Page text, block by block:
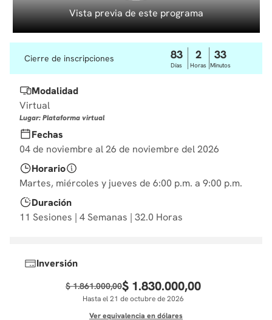
10. derecho Vista previa de este programa
Cierre de inscripciones 83
Días
2
Horas
33
Minutos
Modalidad
Virtual
Lugar: Plataforma virtual
Fechas
04 de noviembre al 26 de noviembre del 2026
Horario
Martes, miércoles y jueves de 6:00 p.m. a 9:00 p.m.
Duración
11 Sesiones | 4 Semanas | 32.0 Horas
Inversión
$ 1.861.000,00$ 1.830.000,00
Hasta el 21 de octubre de 2026
Ver equivalencia en dólares